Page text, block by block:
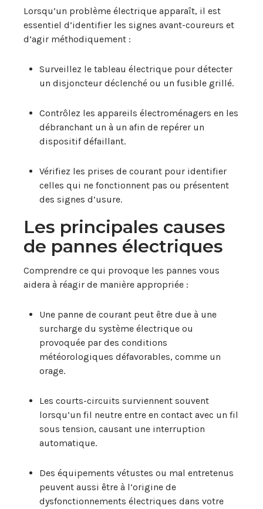
Lorsqu’un problème électrique apparaît, il est
essentiel d’identifier les signes avant-coureurs et
d’agir méthodiquement :
Surveillez le tableau électrique pour détecter
un disjoncteur déclenché ou un fusible grillé.
Contrôlez les appareils électroménagers en les
débranchant un à un afin de repérer un
dispositif défaillant.
Vérifiez les prises de courant pour identifier
celles qui ne fonctionnent pas ou présentent
des signes d’usure.
Les principales causes
de pannes électriques
Comprendre ce qui provoque les pannes vous
aidera à réagir de manière appropriée :
Une panne de courant peut être due à une
surcharge du système électrique ou
provoquée par des conditions
météorologiques défavorables, comme un
orage.
Les courts-circuits surviennent souvent
lorsqu’un fil neutre entre en contact avec un fil
sous tension, causant une interruption
automatique.
Des équipements vétustes ou mal entretenus
peuvent aussi être à l’origine de
dysfonctionnements électriques dans votre